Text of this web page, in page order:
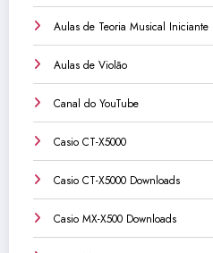
Aulas de Teoria Musical Iniciante
Aulas de Violão
Canal do YouTube
Casio CT-X5000
Casio CT-X5000 Downloads
Casio MX-X500 Downloads